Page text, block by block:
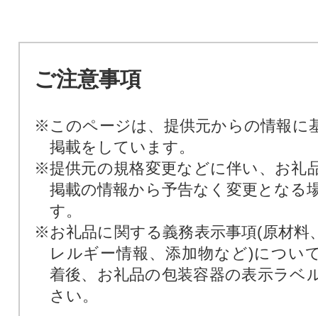
ご注意事項
※このページは、提供元からの情報に
掲載をしています。
※提供元の規格変更などに伴い、お礼
掲載の情報から予告なく変更となる
す。
※お礼品に関する義務表示事項(原材料
レルギー情報、添加物など)につい
着後、お礼品の包装容器の表示ラベ
さい。